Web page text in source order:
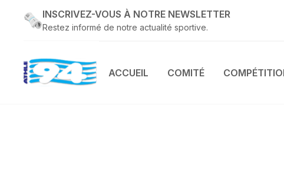
INSCRIVEZ-VOUS À NOTRE NEWSLETTER
Restez informé de notre actualité sportive.
ACCUEIL COMITÉ